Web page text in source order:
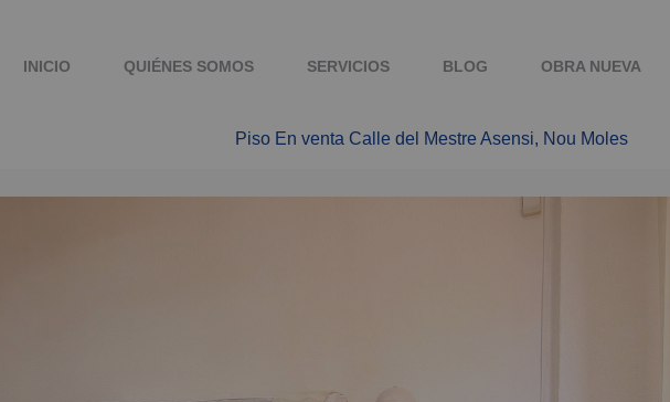
INICIO QUIÉNES SOMOS SERVICIOS BLOG OBRA NUEVA
Piso En venta Calle del Mestre Asensi, Nou Moles